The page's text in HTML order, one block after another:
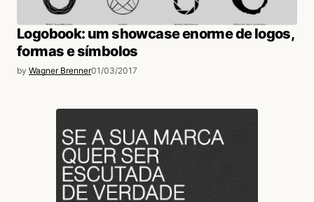
Logobook: um showcase enorme de logos,
formas e símbolos
by Wagner Brenner01/03/2017